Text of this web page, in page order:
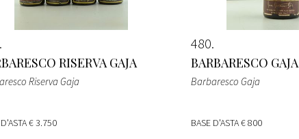
RISERVA GAJA
Riserva Gaja
€ 3.750
480
BARBARESCO GAJA
Barbaresco Gaja
BASE D'ASTA€ 800